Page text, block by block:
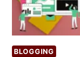
ठी
प्र
भा
BLOGGING